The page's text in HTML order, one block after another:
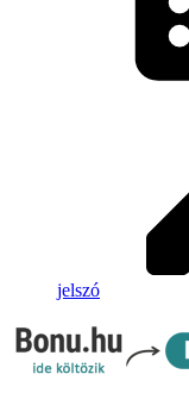
jelszó